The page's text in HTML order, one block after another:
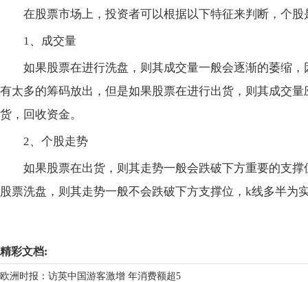
在股票市场上，投资者可以根据以下特征来判断，个
1、成交量
如果股票在进行洗盘，则其成交量一般会逐渐的萎缩
有太多的筹码放出，但是如果股票在进行出货，则其成交
货，回收资金。
2、个股走势
如果股票在出货，则其走势一般会跌破下方重要的支
股票洗盘，则其走势一般不会跌破下方支撑位，k线多半为
精彩文档:
欧洲时报：访英中国游客激增 年消费额超5